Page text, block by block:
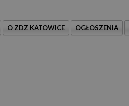
O ZDZ KATOWICE OGŁOSZENIA